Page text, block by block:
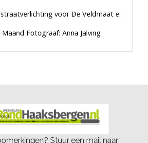
voor De Veldmaat en De Pas
Fotograaf: Anna Jalving
Stuur een mail naar